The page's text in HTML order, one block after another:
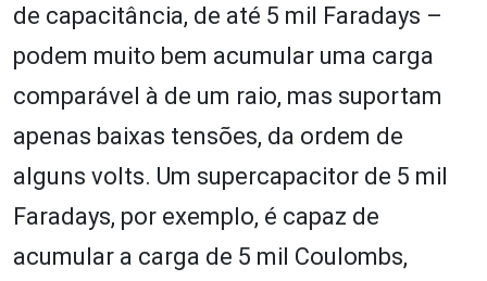
de capacitância, de até 5 mil Faradays –
podem muito bem acumular uma carga
comparável à de um raio, mas suportam
apenas baixas tensões, da ordem de
alguns volts. Um supercapacitor de 5 mil
Faradays, por exemplo, é capaz de
acumular a carga de 5 mil Coulombs,